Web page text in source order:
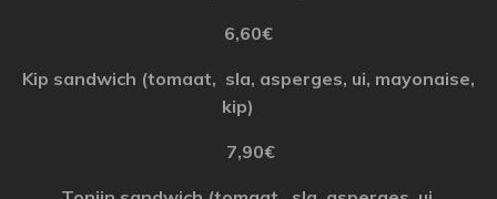
6,60€
Kip sandwich (tomaat, sla, asperges, ui, mayonaise,
kip)
7,90€